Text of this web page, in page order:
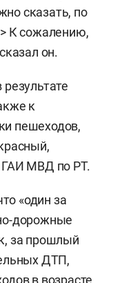
сказать, по
К сожалению,
он.
к
пешеходов,
ГАИ МВД по РТ.
«один за
дорожные
за прошлый
ДТП,
в возрасте